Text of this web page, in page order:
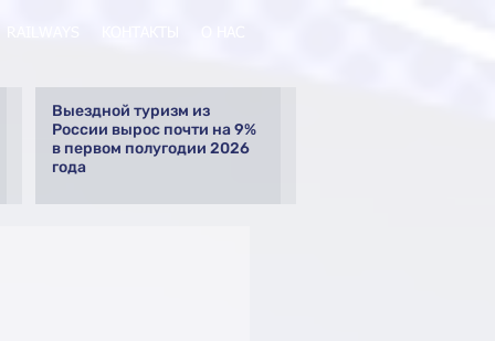
Выездной туризм из
России вырос почти на 9%
в первом полугодии 2026
года